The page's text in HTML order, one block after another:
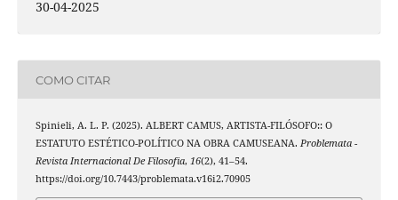
30-04-2025
COMO CITAR
Spinieli, A. L. P. (2025). ALBERT CAMUS, ARTISTA-FILÓSOFO:: O
ESTATUTO ESTÉTICO-POLÍTICO NA OBRA CAMUSEANA. Problemata -
Revista Internacional De Filosofia, 16(2), 41–54.
https://doi.org/10.7443/problemata.v16i2.70905